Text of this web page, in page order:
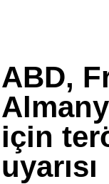
ABD,
için
uyarısı